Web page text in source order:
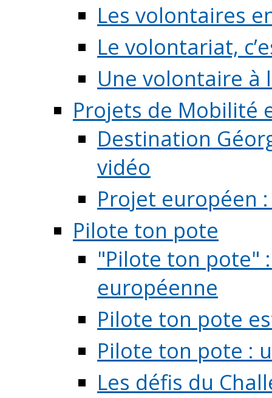
Les volontaires
Le volontariat,
Une volontaire à
Projets de Mobilité
Destination
vidéo
Projet européen
Pilote ton pote
"Pilote ton pote"
européenne
Pilote ton pote
Pilote ton pote :
Les défis du